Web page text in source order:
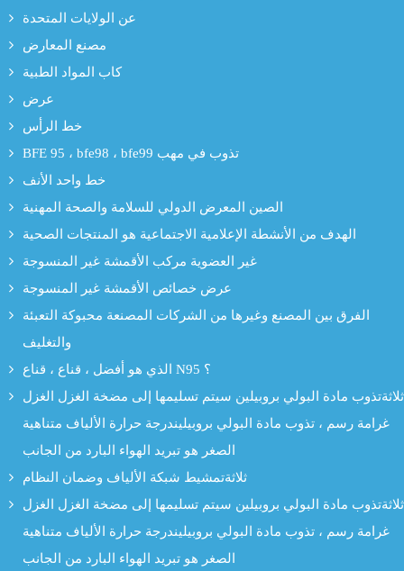
عن الولايات المتحدة
مصنع المعارض
كاب المواد الطبية
عرض
خط الرأس
BFE 95 ، bfe98 ، bfe99 تذوب في مهب
خط واحد الأنف
الصين المعرض الدولي للسلامة والصحة المهنية
الهدف من الأنشطة الإعلامية الاجتماعية هو المنتجات الصحية
غير العضوية مركب الأقمشة غير المنسوجة
عرض خصائص الأقمشة غير المنسوجة
الفرق بين المصنع وغيرها من الشركات المصنعة محبوكة التعبئة
والتغليف
الذي هو أفضل ، قناع ، قناع N95 ؟
ثلاثةتذوب مادة البولي بروبيلين سيتم تسليمها إلى مضخة الغزل الغزل
غرامة رسم ، تذوب مادة البولي بروبيليندرجة حرارة الألياف متناهية
الصغر هو تبريد الهواء البارد من الجانب
ثلاثةتمشيط شبكة الألياف وضمان النظام
ثلاثةتذوب مادة البولي بروبيلين سيتم تسليمها إلى مضخة الغزل الغزل
غرامة رسم ، تذوب مادة البولي بروبيليندرجة حرارة الألياف متناهية
الصغر هو تبريد الهواء البارد من الجانب